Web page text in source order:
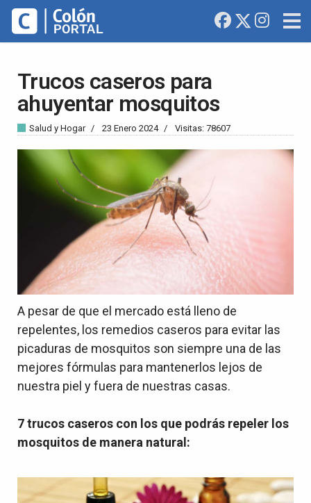
Trucos caseros para
ahuyentar mosquitos
Salud y Hogar 23 Enero 2024 Visitas: 78607
A pesar de que el mercado está lleno de
repelentes, los remedios caseros para evitar las
picaduras de mosquitos son siempre una de las
mejores fórmulas para mantenerlos lejos de
nuestra piel y fuera de nuestras casas.
7 trucos caseros con los que podrás repeler los
mosquitos de manera natural: